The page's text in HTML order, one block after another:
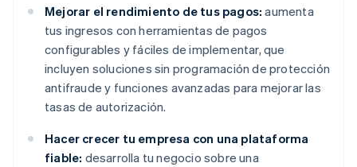
Mejorar el rendimiento de tus pagos: aumenta
tus ingresos con herramientas de pagos
configurables y fáciles de implementar, que
incluyen soluciones sin programación de protección
antifraude y funciones avanzadas para mejorar las
tasas de autorización.
Hacer crecer tu empresa con una plataforma
fiable: desarrolla tu negocio sobre una